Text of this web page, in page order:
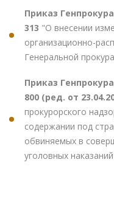
Приказ
313 "О внесении
организационно-
Генеральной
Приказ
800 (ред. от
прокурорского
содержании под
обвиняемых в
уголовных